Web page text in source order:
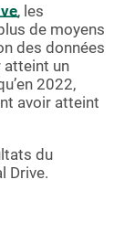
, les
de moyens
des données
atteint un
2022,
avoir atteint
du
Drive.